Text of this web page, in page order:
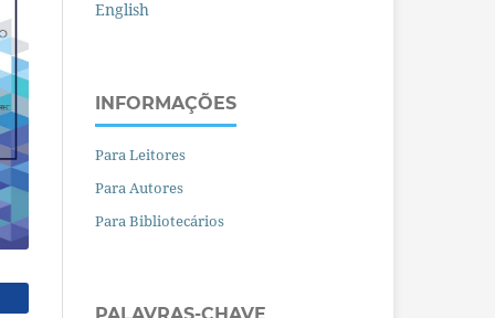
English
INFORMAÇÕES
Para Leitores
Para Autores
Para Bibliotecários